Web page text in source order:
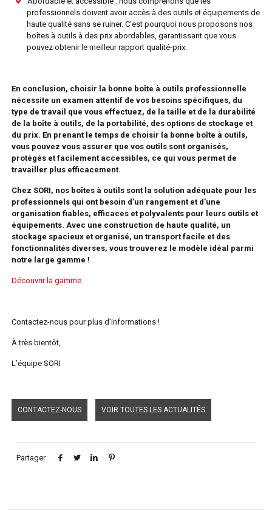
professionnels doivent avoir accès à des outils et équipements de
haute qualité sans se ruiner. C’est pourquoi nous proposons nos
boîtes à outils à des prix abordables, garantissant que vous
pouvez obtenir le meilleur rapport qualité-prix.
En conclusion, choisir la bonne boîte à outils professionnelle
nécessite un examen attentif de vos besoins spécifiques, du
type de travail que vous effectuez, de la taille et de la durabilité
de la boîte à outils, de la portabilité, des options de stockage et
du prix. En prenant le temps de choisir la bonne boîte à outils,
vous pouvez vous assurer que vos outils sont organisés,
protégés et facilement accessibles, ce qui vous permet de
travailler plus efficacement.
Chez SORI, nos boîtes à outils sont la solution adéquate pour les
professionnels qui ont besoin d’un rangement et d’une
organisation fiables, efficaces et polyvalents pour leurs outils et
équipements. Avec une construction de haute qualité, un
stockage spacieux et organisé, un transport facile et des
fonctionnalités diverses, vous trouverez le modèle idéal parmi
notre large gamme !
Découvrir la gamme
Contactez-nous pour plus d’informations !
À très bientôt,
L’équipe SORI
CONTACTEZ-NOUS VOIR TOUTES LES ACTUALITÉS
Partager